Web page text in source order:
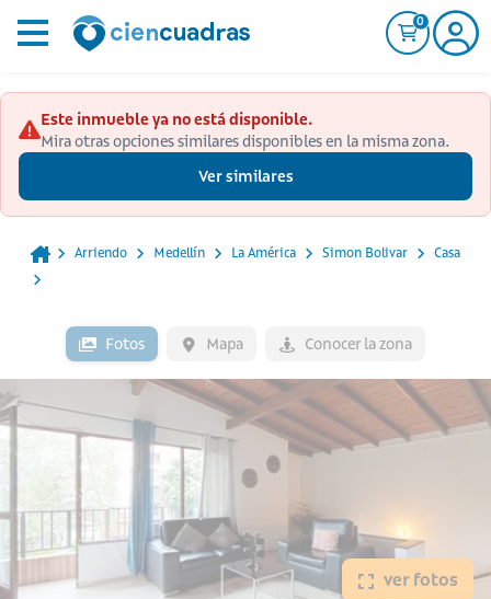
0
Este inmueble ya no está disponible.
Mira otras opciones similares disponibles en la misma zona.
Ver similares
Arriendo Medellín La América Simon Bolivar Casa
Fotos Mapa Conocer la zona
ver fotos